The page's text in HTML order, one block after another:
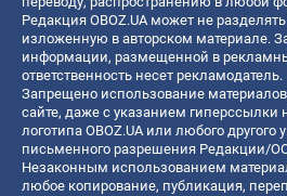
Редакция OBOZ.UA может не
изложенную в авторском материале.
информации, размещенной в
ответственность несет рекламодатель.
Запрещено использование
сайте, даже с указанием гиперссылки
логотипа OBOZ.UA или любого другого
письменного разрешения Редакции/
Незаконным использованием
любое копирование, публикация,